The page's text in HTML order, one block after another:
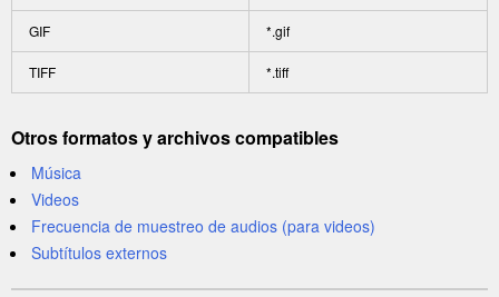
GIF *.gif
TIFF *.tiff
Otros formatos y archivos compatibles
Música
Videos
Frecuencia de muestreo de audios (para videos)
Subtítulos externos